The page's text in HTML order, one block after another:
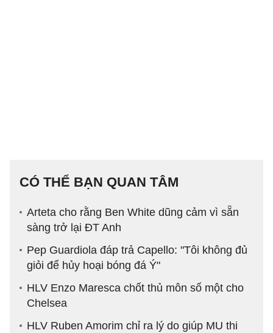
CÓ THỂ BẠN QUAN TÂM
Arteta cho rằng Ben White dũng cảm vì sẵn
sàng trở lại ĐT Anh
Pep Guardiola đáp trả Capello: "Tôi không đủ
giỏi để hủy hoại bóng đá Ý"
HLV Enzo Maresca chốt thủ môn số một cho
Chelsea
HLV Ruben Amorim chỉ ra lý do giúp MU thi